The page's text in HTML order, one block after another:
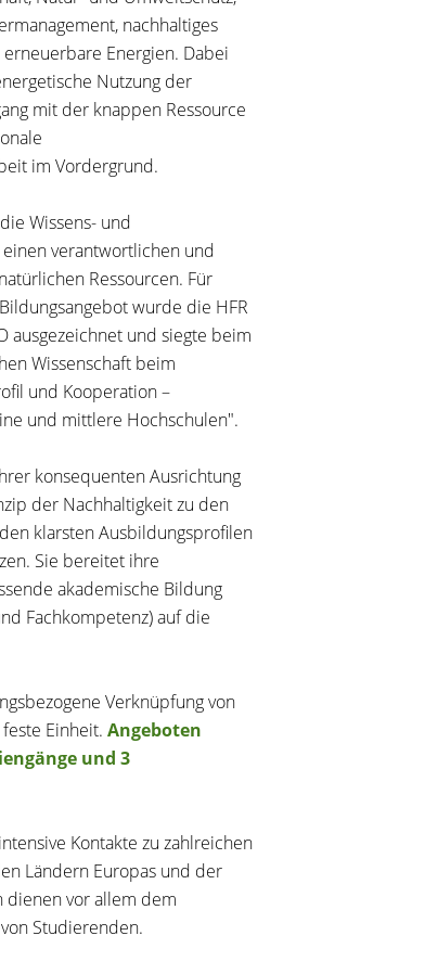
nachhaltiges
Energien. Dabei
Nutzung der
mit der knappen Ressource
im Vordergrund.
Wissens- und
verantwortlichen und
Ressourcen. Für
wurde die HFR
ausgezeichnet und siegte beim
Wissenschaft beim
und Kooperation –
und mittlere Hochschulen".
konsequenten Ausrichtung
der Nachhaltigkeit zu den
klarsten Ausbildungsprofilen
Sie bereitet ihre
akademische Bildung
Fachkompetenz) auf die
Verknüpfung von
Einheit. Angeboten
und 3
Kontakte zu zahlreichen
Ländern Europas und der
dienen vor allem dem
Studierenden.